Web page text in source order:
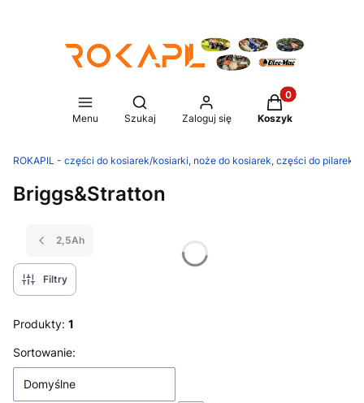
Menu
Otwórz wyszukiwarkę
Szukaj Zaloguj się
Produkty w
Koszyk
ROKAPIL - części do kosiarek/kosiarki, noże do kosiarek, części do pilarek/
Briggs&Stratton
2,5Ah
Filtry
Produkty: 1
Lista produktów
Sortowanie:
Domyślne